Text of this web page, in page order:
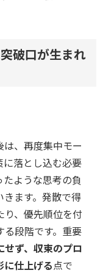
破口が生まれ
、再度集中モー
に落とし込む必要
ような思考の負
ます。発散で得
り、優先順位を付
る段階です。重要
ず、収束のプロ
に仕上げる点で